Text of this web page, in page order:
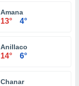
Amana
13° 4°
Anillaco
14° 6°
Chanar